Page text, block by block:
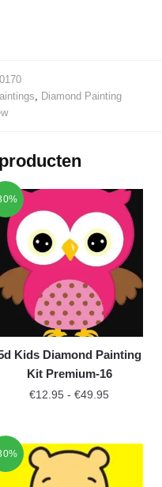
Diamond Painting
Kids Diamond Painting
Kit Premium-16
€12.95 - €49.95